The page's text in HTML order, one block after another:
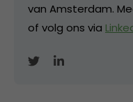
van Amsterdam.
of volg ons via